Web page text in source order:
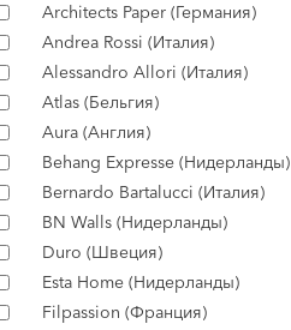
Architects Paper (Германия)
Andrea Rossi (Италия)
Alessandro Allori (Италия)
Atlas (Бельгия)
Aura (Англия)
Behang Expresse (Нидерланды)
Bernardo Bartalucci (Италия)
BN Walls (Нидерланды)
Duro (Швеция)
Esta Home (Нидерланды)
Filpassion (Франция)